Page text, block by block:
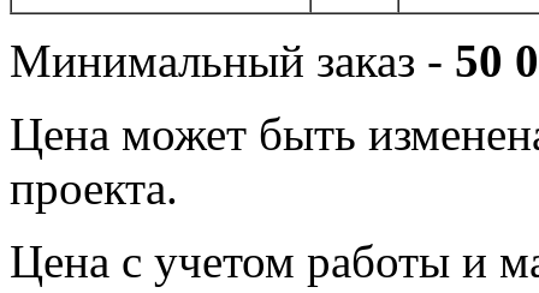
Минимальный заказ - 50
Цена может быть
проекта.
Цена с учетом работы и